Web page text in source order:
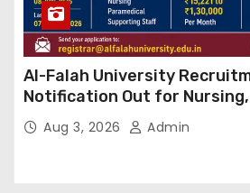
Al-Falah University
Notification Out for
Supporting Staff Posts,
Aug 3, 2026 Admin